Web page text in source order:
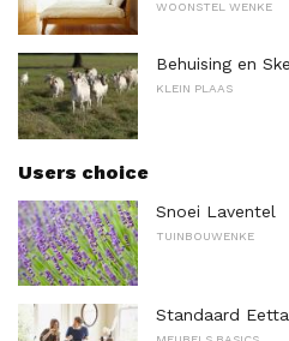
WOONSTEL WENKE
Behuising en
KLEIN PLAAS
Users choice
Snoei Laventel
TUINBOUWENKE
Standaard